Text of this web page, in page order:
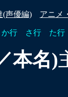
(声優編) アニメ
か行 さ行 た行
本名)